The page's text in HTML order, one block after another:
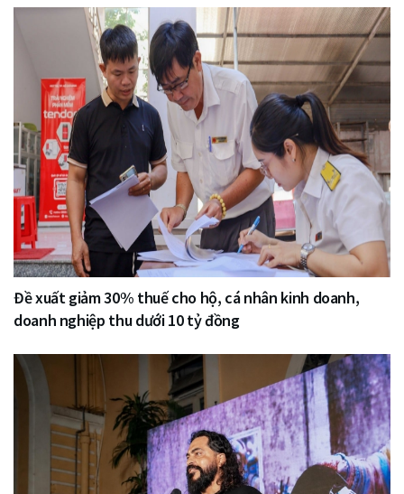
Đề xuất giảm 30% thuế cho hộ, cá nhân kinh doanh,
doanh nghiệp thu dưới 10 tỷ đồng